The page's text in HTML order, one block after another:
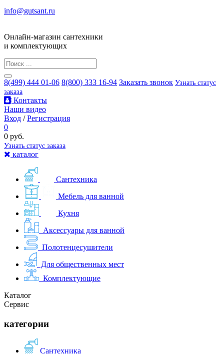
info@gutsant.ru
Онлайн-магазин сантехники
и комплектующих
8(499) 444 01-06 8(800) 333 16-94 Заказать звонок Узнать статус
заказа
Контакты
Наши видео
Вход /Регистрация
0
0 руб.
Узнать статус заказа
каталог
Сантехника
Мебель для ванной
Кухня
Аксессуары для ванной
Полотенцесушители
Для общественных мест
Комплектующие
Каталог
Сервис
категории
Сантехника